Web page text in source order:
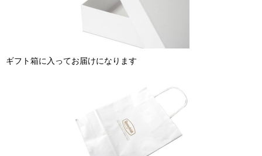
ギフト箱に入ってお届けになります